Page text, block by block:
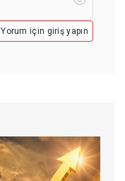
Yorum için giriş yapın